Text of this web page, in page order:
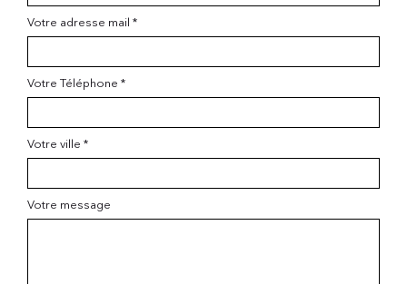
Votre adresse mail *
Votre Téléphone *
Votre ville *
Votre message